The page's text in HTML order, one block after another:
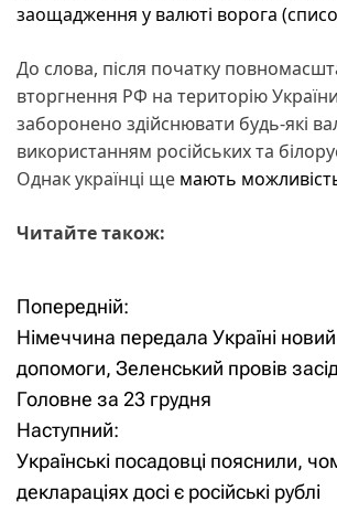
заощадження у валюті ворога
До слова, після початку
вторгнення РФ на територію
заборонено здійснювати будь-які
використанням російських та
Однак українці ще мають
Читайте також:
Н
а
в
і
г
Попередній:
Німеччина передала Україні
допомоги, Зеленський провів
Головне за 23 грудня
Наступний:
Українські посадовці пояснили,
деклараціях досі є російські рублі